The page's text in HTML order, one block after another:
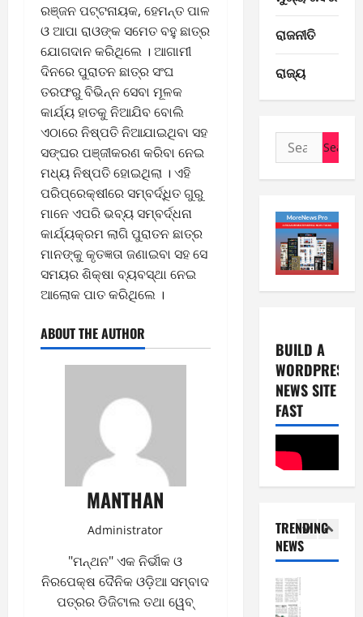
ରଞ୍ଜନ ପଟ୍ଟନାୟକ, ହେମନ୍ତ ପାଳ
ଓ ଆପା ରାଓଙ୍କ ସମେତ ବହୁ ଛାତ୍ର
ଯୋଗଦାନ କରିଥିଲେ । ଆଗାମୀ
ଦିନରେ ପୁରାତନ ଛାତ୍ର ସଂଘ
ତରଫରୁ ବିଭିନ୍ନ ସେବା ମୂଳକ
କାର୍ଯ୍ୟ ହାତକୁ ନିଆଯିବ ବୋଲି
ଏଠାରେ ନିଷ୍ପତି ନିଆଯାଇଥିବା ସହ
ସଙ୍ଘର ପଞ୍ଜୀକରଣ କରିବା ନେଇ
ମଧ୍ୟ ନିଷ୍ପତି ହୋଇଥିଲା । ଏହି
ପରିପ୍ରେକ୍ଷୀରେ ସମ୍ବର୍ଦ୍ଧିତ ଗୁରୁ
ମାନେ ଏପରି ଭବ୍ୟ ସମ୍ବର୍ଦ୍ଧନା
କାର୍ଯ୍ୟକ୍ରମ ଲାଗି ପୁରାତନ ଛାତ୍ର
ମାନଙ୍କୁ କୃତଜ୍ଞତା ଜଣାଇବା ସହ ସେ
ସମୟର ଶିକ୍ଷା ବ୍ୟବସ୍ଥା ନେଇ
ଆଲୋକ ପାତ କରିଥିଲେ ।
ABOUT THE AUTHOR
MANTHAN
Administrator
"ମନ୍ଥନ" ଏକ ନିର୍ଭୀକ ଓ
ନିରପେକ୍ଷ ଦୈନିକ ଓଡ଼ିଆ ସମ୍ବାଦ
ପତ୍ରର ଡିଜିଟାଲ ତଥା ୱେବ୍
ରାଜନୀତି
ରାଜ୍ୟ
Search
for:
BUILD A
WORDPRESS
NEWS SITE
FAST
TRENDING
NEWS
2
E-Paper
-
0
2
August
7,
2026
3
E-Paper
6
8
-
2
0
2
August
6,
2026
4
E-Paper
2
0
2
E-Paper
4
8
1
8
2